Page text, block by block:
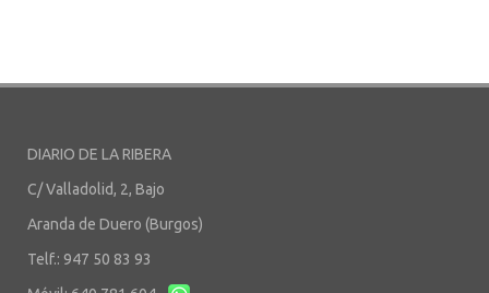
DIARIO DE LA RIBERA
C/ Valladolid, 2, Bajo
Aranda de Duero (Burgos)
Telf.: 947 50 83 93